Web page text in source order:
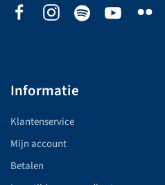
Informatie
Klantenservice
Mijn account
Betalen